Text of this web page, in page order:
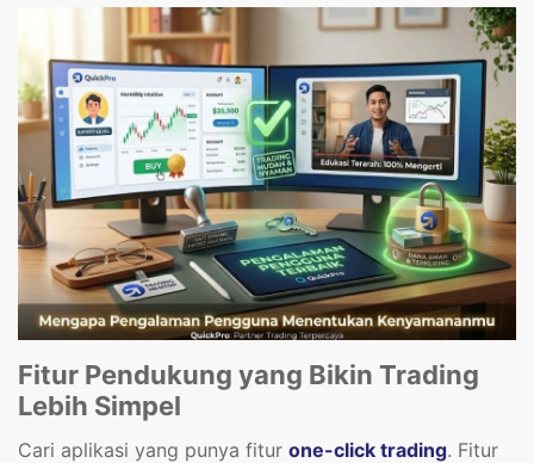
Fitur Pendukung yang Bikin Trading
Lebih Simpel
Cari aplikasi yang punya fitur one-click trading. Fitur